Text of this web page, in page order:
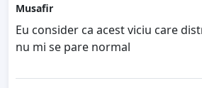
Musafir
Eu consider ca acest viciu care
nu mi se pare normal